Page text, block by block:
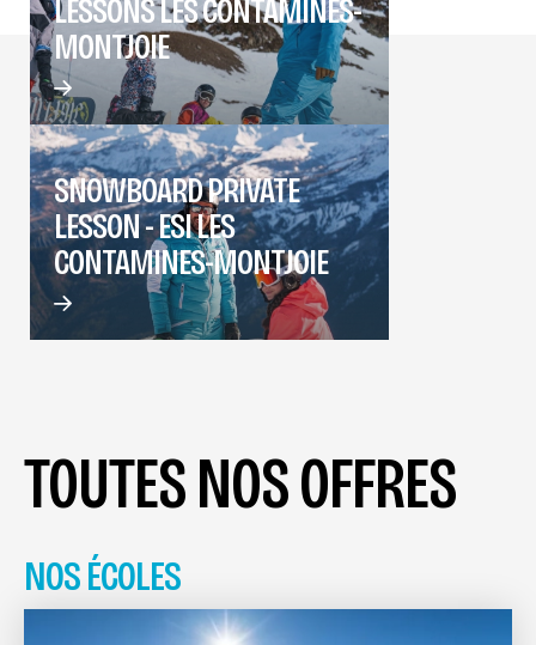
LESSONS LES CONTAMINES-
MONTJOIE
SNOWBOARD PRIVATE
LESSON - ESI LES
CONTAMINES-MONTJOIE
TOUTES NOS OFFRES
NOS ÉCOLES